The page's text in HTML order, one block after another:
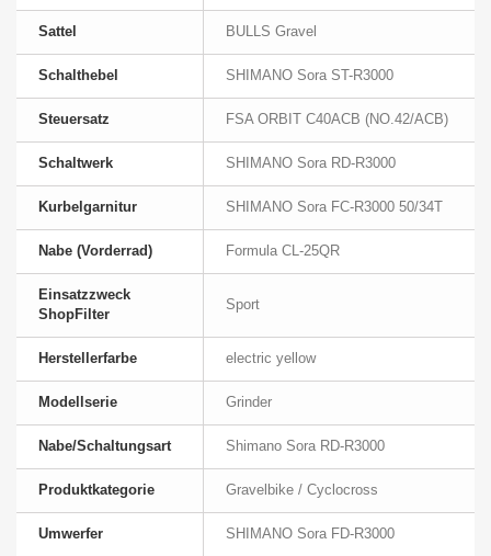
Sattel BULLS Gravel
Schalthebel SHIMANO Sora ST-R3000
Steuersatz FSA ORBIT C40ACB (NO.42/ACB)
Schaltwerk SHIMANO Sora RD-R3000
Kurbelgarnitur SHIMANO Sora FC-R3000 50/34T
Nabe (Vorderrad) Formula CL-25QR
Einsatzzweck
ShopFilter
Sport
Herstellerfarbe electric yellow
Modellserie Grinder
Nabe/Schaltungsart Shimano Sora RD-R3000
Produktkategorie Gravelbike / Cyclocross
Umwerfer SHIMANO Sora FD-R3000